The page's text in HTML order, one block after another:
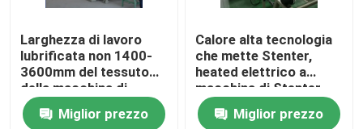
Larghezza di lavoro
lubrificata non 1400-
3600mm del tessuto
della macchina di
Stenter del tessuto
della ferroviaMiglior prezzo
Calore alta tecnologia
che mette Stenter,
heated elettrico a
macchina di Stenter
del tessuto
Miglior prezzo